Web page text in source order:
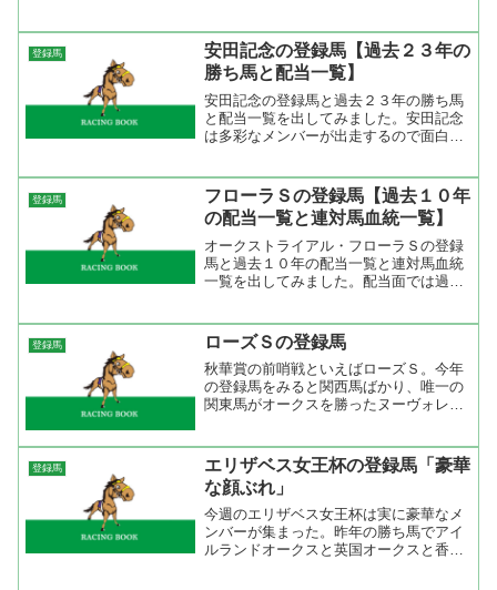
妙。それでも、ディープインパクト、ハ
ーツクライの２強ｖｓメイシ...
登録馬
安田記念の登録馬【過去２３年の
勝ち馬と配当一覧】
安田記念の登録馬と過去２３年の勝ち馬
と配当一覧を出してみました。安田記念
は多彩なメンバーが出走するので面白
の２着馬アルマダ、そのアルマダを前哨
戦で破ったサイトウィナー、そ...
登録馬
フローラＳの登録馬【過去１０年
の配当一覧と連対馬血統一覧】
オークストライアル・フローラＳの登録
馬と過去１０年の配当一覧と連対馬血統
一覧を出してみました。配当面では過去
内でした。桜花賞から中１週と言うこと
もあり今回は桜花賞出走組...
登録馬 ローズＳの登録馬
秋華賞の前哨戦といえばローズＳ。今年
の登録馬をみると関西馬ばかり、唯一の
関東馬がオークスを勝ったヌーヴォレコ
プスターからコンマ1秒差の3着、そして
オークスではハープス...
登録馬
エリザベス女王杯の登録馬「豪華
な顔ぶれ」
今週のエリザベス女王杯は実に豪華なメ
ンバーが集まった。昨年の勝ち馬でアイ
ルランドオークスと英国オークスと香港